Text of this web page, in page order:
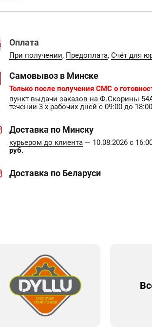
Оплата
При получении, Предоплата, Счёт для
Самовывоз в Минске
Только после получения СМС о
пункт выдачи заказов на Ф.Скорины
течении 3-х рабочих дней с 09:00 до
Доставка по Минску
курьером до клиента — 10.08.2026 с
руб.
Доставка по Беларуси